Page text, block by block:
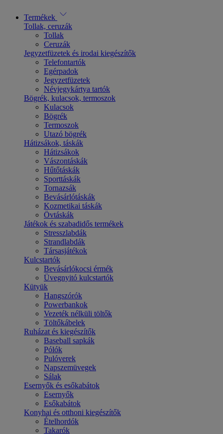
Termékek
Tollak, ceruzák
Tollak
Ceruzák
Jegyzetfüzetek és irodai kiegészítők
Telefontartók
Egérpadok
Jegyzetfüzetek
Névjegykártya tartók
Bögrék, kulacsok, termoszok
Kulacsok
Bögrék
Termoszok
Utazó bögrék
Hátizsákok, táskák
Hátizsákok
Vászontáskák
Hűtőtáskák
Sporttáskák
Tornazsák
Bevásárlótáskák
Kozmetikai táskák
Övtáskák
Játékok és szabadidős termékek
Stresszlabdák
Strandlabdák
Társasjátékok
Kulcstartók
Bevásárlókocsi érmék
Üvegnyitó kulcstartók
Kütyük
Hangszórók
Powerbankok
Vezeték nélküli töltők
Töltőkábelek
Ruházat és kiegészítők
Baseball sapkák
Pólók
Pulóverek
Napszemüvegek
Sálak
Esernyők és esőkabátok
Esernyők
Esőkabátok
Konyhai és otthoni kiegészítők
Ételhordók
Takarók